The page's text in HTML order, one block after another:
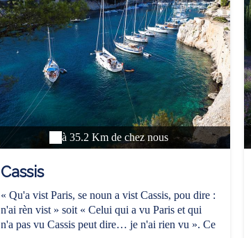
à 35.2 Km de chez nous
Cassis
« Qu'a vist Paris, se noun a vist Cassis, pou dire :
n'ai rèn vist » soit « Celui qui a vu Paris et qui
n'a pas vu Cassis peut dire… je n'ai rien vu ». Ce